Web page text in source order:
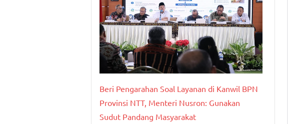
Beri Pengarahan Soal Layanan di Kanwil BPN
Provinsi NTT, Menteri Nusron: Gunakan
Sudut Pandang Masyarakat